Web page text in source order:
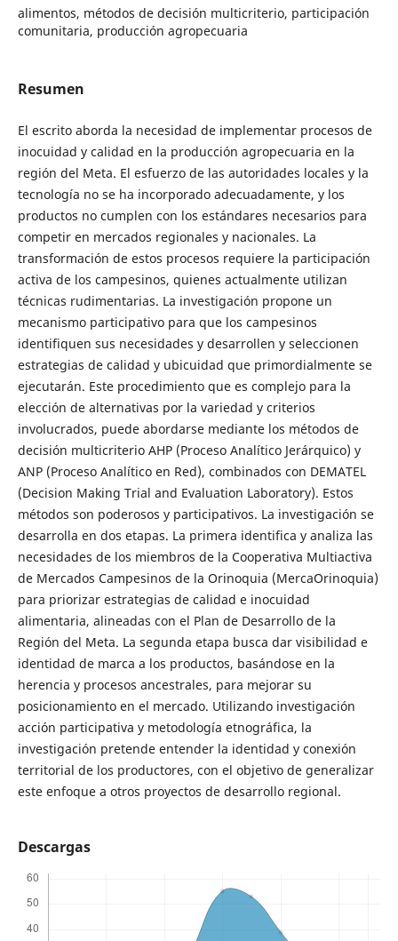
alimentos, métodos de decisión multicriterio, participación
comunitaria, producción agropecuaria
Resumen
El escrito aborda la necesidad de implementar procesos de
inocuidad y calidad en la producción agropecuaria en la
región del Meta. El esfuerzo de las autoridades locales y la
tecnología no se ha incorporado adecuadamente, y los
productos no cumplen con los estándares necesarios para
competir en mercados regionales y nacionales. La
transformación de estos procesos requiere la participación
activa de los campesinos, quienes actualmente utilizan
técnicas rudimentarias. La investigación propone un
mecanismo participativo para que los campesinos
identifiquen sus necesidades y desarrollen y seleccionen
estrategias de calidad y ubicuidad que primordialmente se
ejecutarán. Este procedimiento que es complejo para la
elección de alternativas por la variedad y criterios
involucrados, puede abordarse mediante los métodos de
decisión multicriterio AHP (Proceso Analítico Jerárquico) y
ANP (Proceso Analítico en Red), combinados con DEMATEL
(Decision Making Trial and Evaluation Laboratory). Estos
métodos son poderosos y participativos. La investigación se
desarrolla en dos etapas. La primera identifica y analiza las
necesidades de los miembros de la Cooperativa Multiactiva
de Mercados Campesinos de la Orinoquia (MercaOrinoquia)
para priorizar estrategias de calidad e inocuidad
alimentaria, alineadas con el Plan de Desarrollo de la
Región del Meta. La segunda etapa busca dar visibilidad e
identidad de marca a los productos, basándose en la
herencia y procesos ancestrales, para mejorar su
posicionamiento en el mercado. Utilizando investigación
acción participativa y metodología etnográfica, la
investigación pretende entender la identidad y conexión
territorial de los productores, con el objetivo de generalizar
este enfoque a otros proyectos de desarrollo regional.
Descargas